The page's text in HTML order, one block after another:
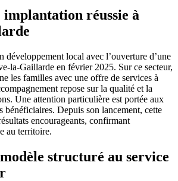
réussie à
développement local avec l’ouverture d’une
la-Gaillarde en février 2025. Sur ce secteur,
les familles avec une offre de services à
repose sur la qualité et la
Une attention particulière est portée aux
bénéficiaires. Depuis son lancement, cette
encourageants, confirmant
au territoire.
structuré au service